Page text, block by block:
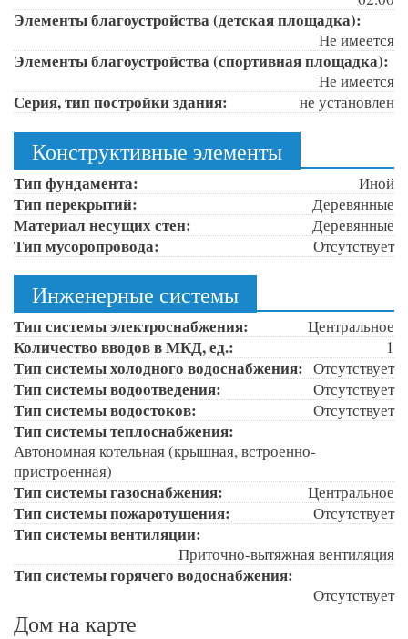
Элементы благоустройства (детская площадка):
Не имеется
Элементы благоустройства (спортивная площадка):
Не имеется
Серия, тип постройки здания: не установлен
Конструктивные элементы
Тип фундамента: Иной
Тип перекрытий: Деревянные
Материал несущих стен: Деревянные
Тип мусоропровода: Отсутствует
Инженерные системы
Тип системы электроснабжения: Центральное
Количество вводов в МКД, ед.: 1
Тип системы холодного водоснабжения: Отсутствует
Тип системы водоотведения: Отсутствует
Тип системы водостоков: Отсутствует
Тип системы теплоснабжения:
Автономная котельная (крышная, встроенно-
пристроенная)
Тип системы газоснабжения: Центральное
Тип системы пожаротушения: Отсутствует
Тип системы вентиляции:
Приточно-вытяжная вентиляция
Тип системы горячего водоснабжения:
Отсутствует
Дом на карте